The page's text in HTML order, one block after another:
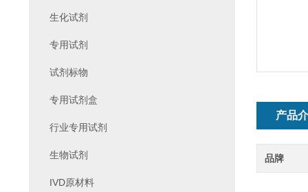
产品
品牌
生化试剂
专用试剂
试剂标物
专用试剂盒
行业专用试剂
生物试剂
IVD原材料